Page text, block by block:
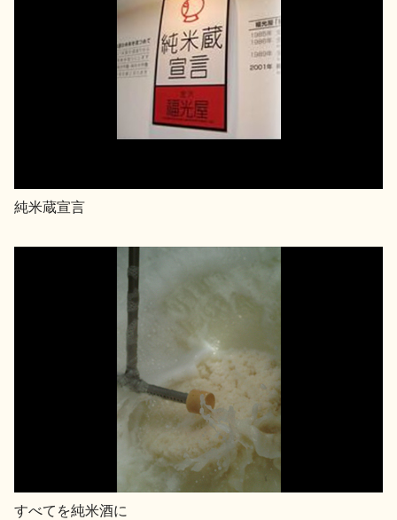
純米蔵宣言
すべてを純米酒に